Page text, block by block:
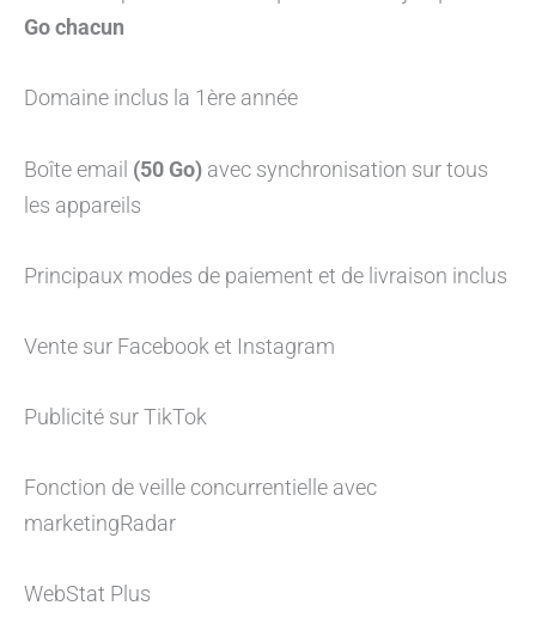
Go chacun
Domaine inclus la 1ère année
Boîte email (50 Go) avec synchronisation sur tous
les appareils
Principaux modes de paiement et de livraison inclus
Vente sur Facebook et Instagram
Publicité sur TikTok
Fonction de veille concurrentielle avec
marketingRadar
WebStat Plus